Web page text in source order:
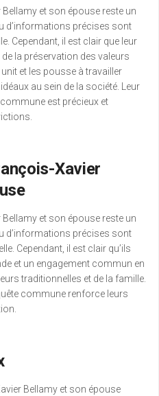
Bellamy et son épouse reste un
d’informations précises sont
Cependant, il est clair que leur
la préservation des valeurs
et les pousse à travailler
au sein de la société. Leur
est précieux et
Xavier
Bellamy et son épouse reste un
d’informations précises sont
Cependant, il est clair qu’ils
et un engagement commun en
traditionnelles et de la famille.
commune renforce leurs
Bellamy et son épouse